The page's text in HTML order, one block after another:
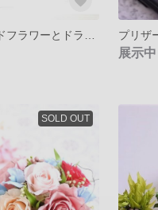
展示中
SOLD OUT